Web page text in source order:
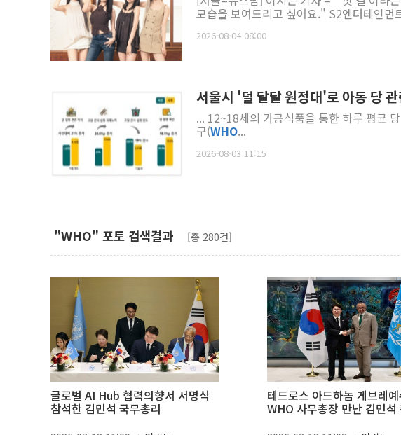
모습을 보여드리고 싶
2026-08-04 08:00
서울시 '덜 달달 원정대'로 아동 당
... 12~18세의 가공식품을 통한 하루 평균
구(WHO...
2026-08-03 11:15
"WHO" 포토 검색결과 [총 280건]
글로벌 AI Hub 협력의향서 서명식
참석한 김민석 국무총리
테드로스 아드하놈 게브레
WHO 사무총장 만난 김민석